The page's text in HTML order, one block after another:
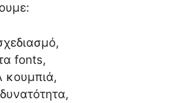
fonts,
κουμπιά,